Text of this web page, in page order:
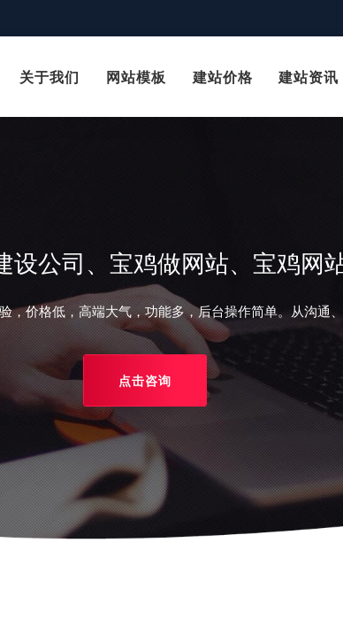
关于我们 网站模板 建站价格 建站资讯
设公司、宝鸡做网站、宝鸡网
，价格低，高端大气，功能多，后台操作简单。从沟通
点击咨询